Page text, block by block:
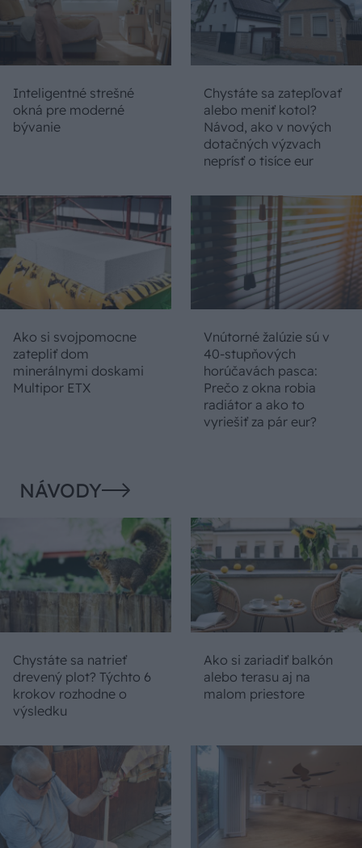
Inteligentné strešné
okná pre moderné
bývanie
Chystáte sa zatepľovať
alebo meniť kotol?
Návod, ako v nových
dotačných výzvach
neprísť o tisíce eur
Ako si svojpomocne
zatepliť dom
minerálnymi doskami
Multipor ETX
Vnútorné žalúzie sú v
40-stupňových
horúčavách pasca:
Prečo z okna robia
radiátor a ako to
vyriešiť za pár eur?
NÁVODY
Chystáte sa natrieť
drevený plot? Týchto 6
krokov rozhodne o
výsledku
Ako si zariadiť balkón
alebo terasu aj na
malom priestore